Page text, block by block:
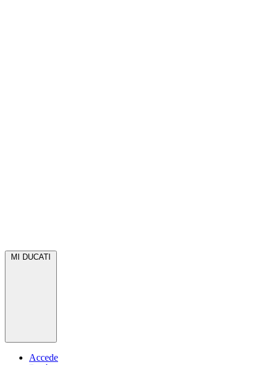
MI DUCATI
Accede